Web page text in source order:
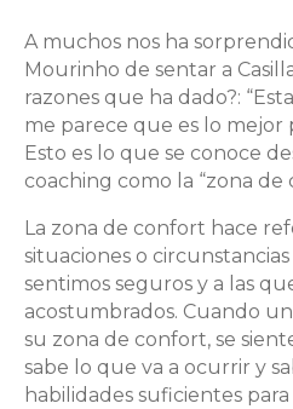
A muchos nos ha
Mourinho de sentar a
razones que ha dado?:
me parece que es lo mejor
Esto es lo que se conoce
coaching como la “zona de
La zona de confort hace
situaciones o
sentimos seguros y a las
acostumbrados. Cuando
su zona de confort, se
sabe lo que va a ocurrir y
habilidades suficientes